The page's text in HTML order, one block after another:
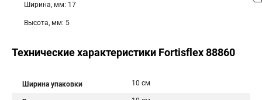
Ширина, мм: 17
Высота, мм: 5
Технические характеристики Fortisflex 88860
Ширина упаковки 10 см